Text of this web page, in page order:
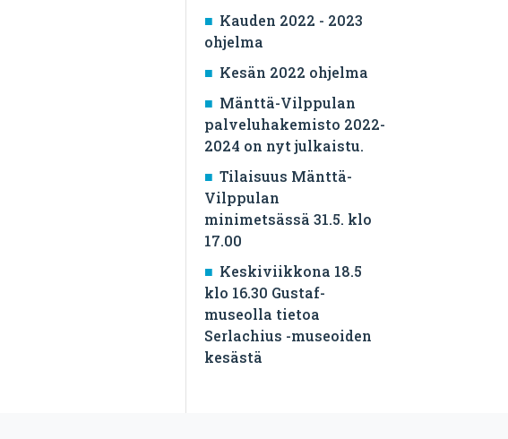
Kauden 2022 - 2023
ohjelma
Kesän 2022 ohjelma
Mänttä-Vilppulan
palveluhakemisto 2022-
2024 on nyt julkaistu.
Tilaisuus Mänttä-
Vilppulan
minimetsässä 31.5. klo
17.00
Keskiviikkona 18.5
klo 16.30 Gustaf-
museolla tietoa
Serlachius -museoiden
kesästä